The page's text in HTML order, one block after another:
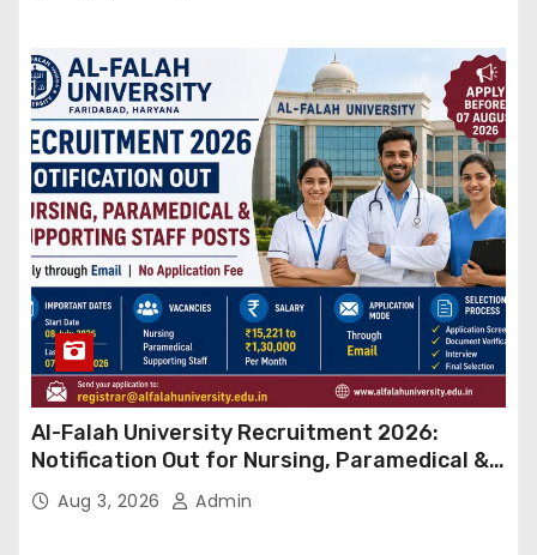
Al-Falah University Recruitment 2026:
Notification Out for Nursing, Paramedical &
Supporting Staff Posts, Apply Through Email
Aug 3, 2026 Admin